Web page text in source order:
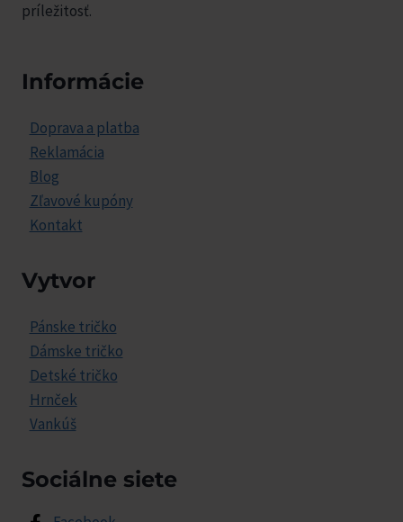
príležitosť.
Informácie
Doprava a platba
Reklamácia
Blog
Zľavové kupóny
Kontakt
Vytvor
Pánske tričko
Dámske tričko
Detské tričko
Hrnček
Vankúš
Sociálne siete